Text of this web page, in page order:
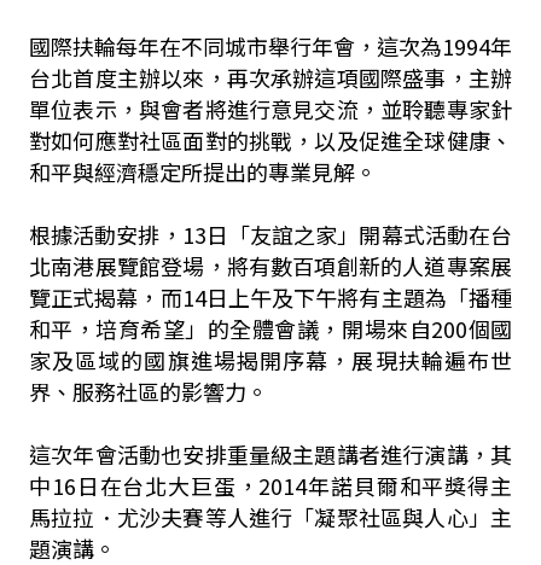
國際扶輪每年在不同城市舉行年會，這次為1994年
台北首度主辦以來，再次承辦這項國際盛事，主辦
單位表示，與會者將進行意見交流，並聆聽專家針
對如何應對社區面對的挑戰，以及促進全球健康、
和平與經濟穩定所提出的專業見解。
根據活動安排，13日「友誼之家」開幕式活動在台
北南港展覽館登場，將有數百項創新的人道專案展
覽正式揭幕，而14日上午及下午將有主題為「播種
和平，培育希望」的全體會議，開場來自200個國
家及區域的國旗進場揭開序幕，展現扶輪遍布世
界、服務社區的影響力。
這次年會活動也安排重量級主題講者進行演講，其
中16日在台北大巨蛋，2014年諾貝爾和平獎得主
馬拉拉．尤沙夫賽等人進行「凝聚社區與人心」主
題演講。